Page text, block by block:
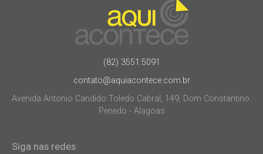
(82) 3551.5091
contato@aquiacontece.com.br
Avenida Antonio Candido Toledo Cabral, 149, Dom Constantino.
Penedo - Alagoas
Siga nas redes